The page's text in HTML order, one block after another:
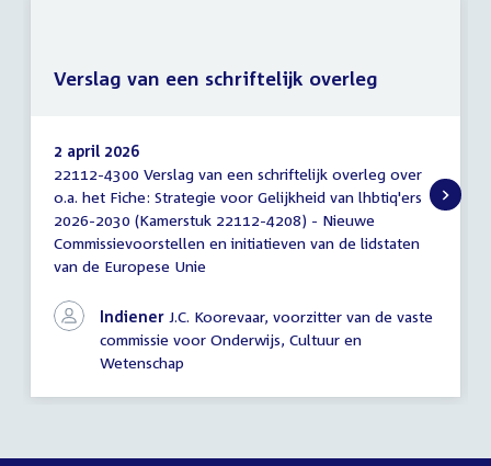
Verslag
van
een
schriftelijk
overleg
2 april 2026
22112-4300 Verslag van een schriftelijk overleg over
o.a. het Fiche: Strategie voor Gelijkheid van lhbtiq'ers
2026-2030 (Kamerstuk 22112-4208) - Nieuwe
Commissievoorstellen en initiatieven van de lidstaten
van de Europese Unie
Indiener J.C. Koorevaar, voorzitter van de vaste
commissie voor Onderwijs, Cultuur en
Wetenschap
Verslag van een schriftelijk overleg